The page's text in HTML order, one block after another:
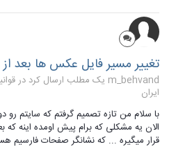
تغییر مسیر فایل عکس ها بعد
m_behvand یک مطلب ارسال کرد در
ایران
با سلام من تازه تصمیم گرفتم که سایتم رو دو
قرار میگیره ... که نشانگر صفحات